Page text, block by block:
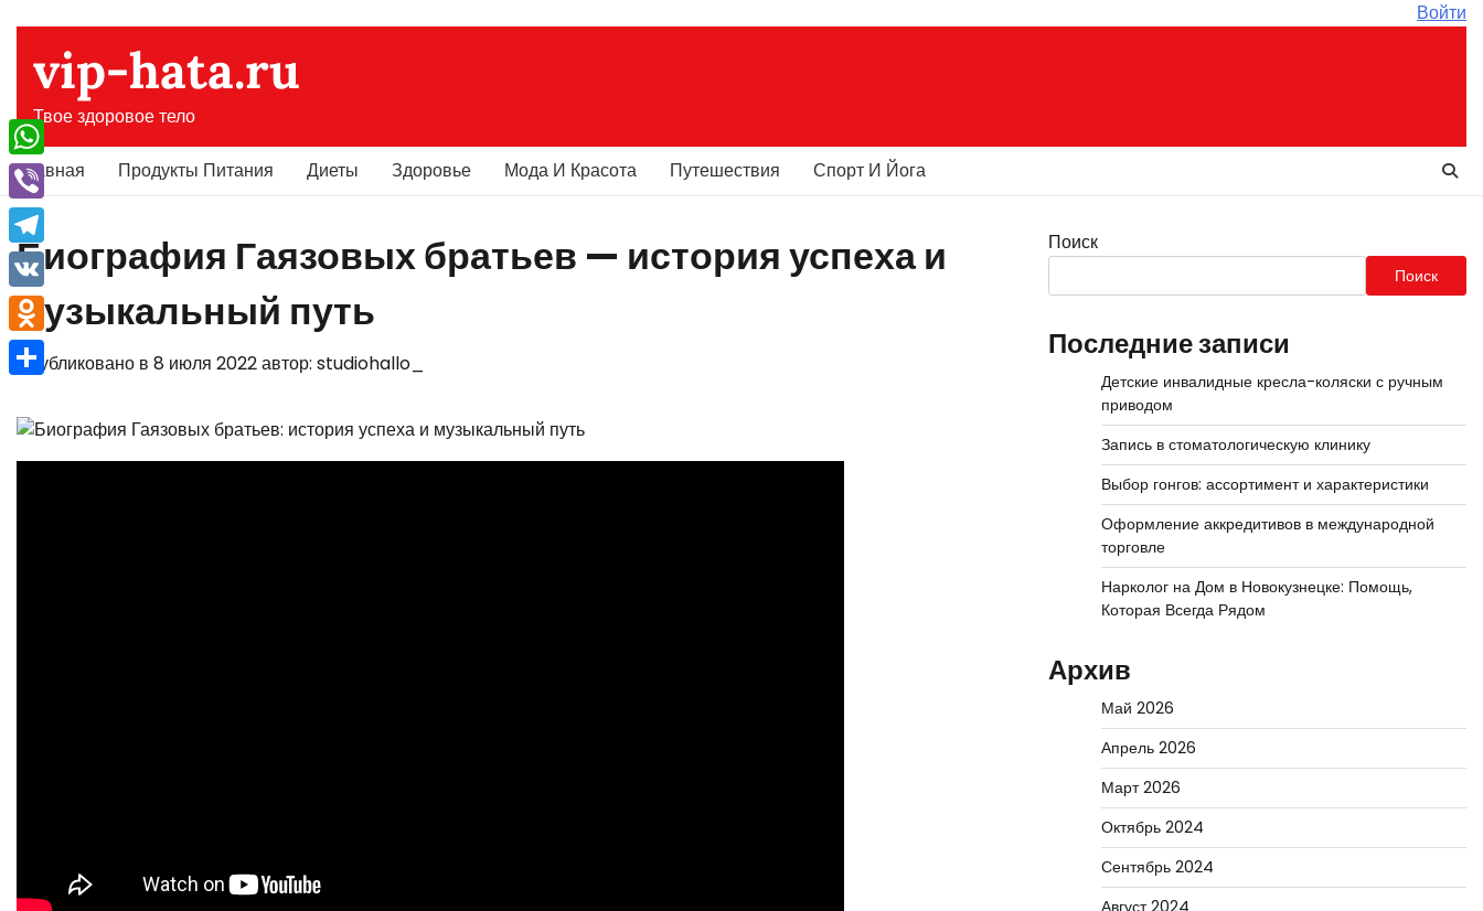
содержимому
Войти
vip-hata.ru
Твое здоровое тело
Главная Продукты Питания Диеты Здоровье Мода И Красота Путешествия Спорт И Йога
Биография Гаязовых братьев — история успеха и
музыкальный путь
Опубликовано в 8 июля 2022автор: studiohallo_
Поиск
Поиск
Последние записи
Детские инвалидные кресла-коляски с ручным
приводом
Запись в стоматологическую клинику
Выбор гонгов: ассортимент и характеристики
Оформление аккредитивов в международной
торговле
Нарколог на Дом в Новокузнецке: Помощь,
Которая Всегда Рядом
Архив
Май 2026
Апрель 2026
Март 2026
Октябрь 2024
Сентябрь 2024
Август 2024
WhatsApp
Viber
Telegram
VK
Odnoklassniki